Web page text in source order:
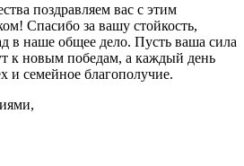
поздравляем вас с этим
Спасибо за вашу стойкость,
в наше общее дело. Пусть ваша сила
к новым победам, а каждый день
и семейное благополучие.